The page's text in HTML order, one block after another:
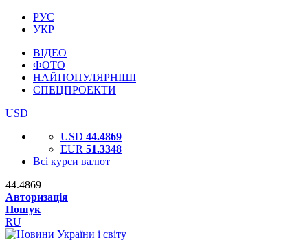
РУС
УКР
ВІДЕО
ФОТО
НАЙПОПУЛЯРНІШІ
СПЕЦПРОЕКТИ
USD
USD 44.4869
EUR 51.3348
Всі курси валют
44.4869
Авторизація
Пошук
RU